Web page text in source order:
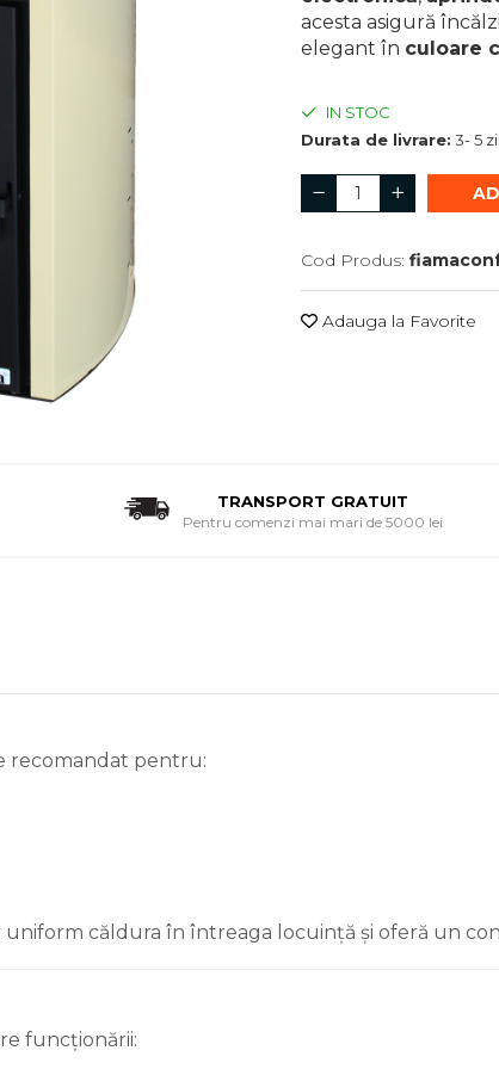
acesta asigură
elegant în culoare
IN STOC
Durata de livrare: 3- 5
Cod Produs:
Adauga la Favorite
TRANSPORT GRATUIT
Pentru comenzi mai mari de 5000 lei
recomandat pentru:
uniform căldura în întreaga locuință și oferă un
funcționării: